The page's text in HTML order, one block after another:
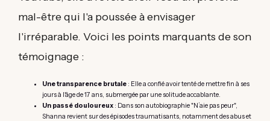
mal-être qui l'a poussée à envisager
l'irréparable. Voici les points marquants de son
témoignage :
Une transparence brutale : Elle a confié avoir tenté de mettre fin à ses
jours à l'âge de 17 ans, submergée par une solitude accablante.
Un passé douloureux : Dans son autobiographie "N’aie pas peur",
Shanna revient sur des épisodes traumatisants, notamment des abus et